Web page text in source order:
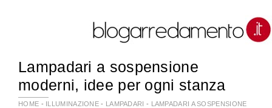
Lampadari a sospensione
moderni, idee per ogni stanza
HOME - ILLUMINAZIONE - LAMPADARI - LAMPADARI A SOSPENSIONE